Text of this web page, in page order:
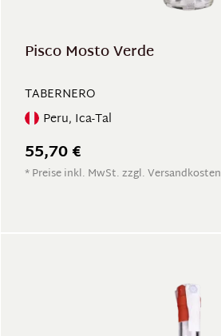
Pisco Mosto Verde
TABERNERO
Peru, Ica-Tal
55,70 €
* Preise inkl. MwSt. zzgl. Versandkosten